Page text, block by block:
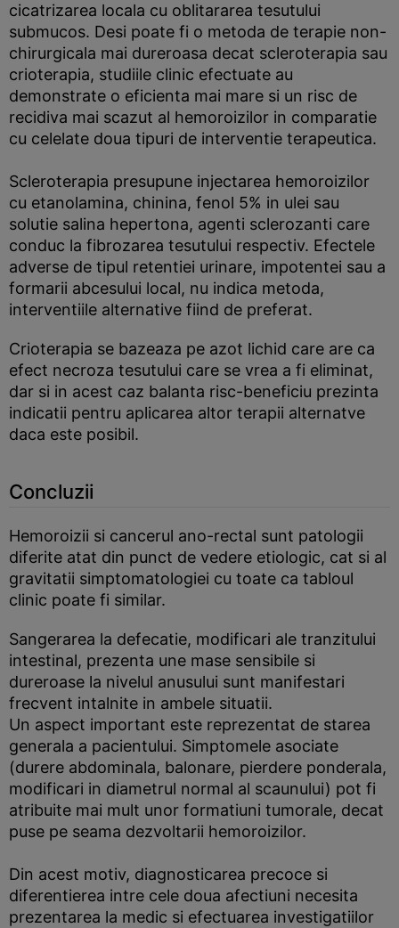
cicatrizarea locala cu oblitararea tesutului
submucos. Desi poate fi o metoda de terapie non-
chirurgicala mai dureroasa decat scleroterapia sau
crioterapia, studiile clinic efectuate au
demonstrate o eficienta mai mare si un risc de
recidiva mai scazut al hemoroizilor in comparatie
cu celelate doua tipuri de interventie terapeutica.
Scleroterapia presupune injectarea hemoroizilor
cu etanolamina, chinina, fenol 5% in ulei sau
solutie salina hepertona, agenti sclerozanti care
conduc la fibrozarea tesutului respectiv. Efectele
adverse de tipul retentiei urinare, impotentei sau a
formarii abcesului local, nu indica metoda,
interventiile alternative fiind de preferat.
Crioterapia se bazeaza pe azot lichid care are ca
efect necroza tesutului care se vrea a fi eliminat,
dar si in acest caz balanta risc-beneficiu prezinta
indicatii pentru aplicarea altor terapii alternatve
daca este posibil.
Concluzii
Hemoroizii si cancerul ano-rectal sunt patologii
diferite atat din punct de vedere etiologic, cat si al
gravitatii simptomatologiei cu toate ca tabloul
clinic poate fi similar.
Sangerarea la defecatie, modificari ale tranzitului
intestinal, prezenta une mase sensibile si
dureroase la nivelul anusului sunt manifestari
frecvent intalnite in ambele situatii.
Un aspect important este reprezentat de starea
generala a pacientului. Simptomele asociate
(durere abdominala, balonare, pierdere ponderala,
modificari in diametrul normal al scaunului) pot fi
atribuite mai mult unor formatiuni tumorale, decat
puse pe seama dezvoltarii hemoroizilor.
Din acest motiv, diagnosticarea precoce si
diferentierea intre cele doua afectiuni necesita
prezentarea la medic si efectuarea investigatiilor